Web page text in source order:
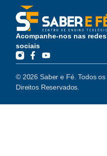
Acompanhe-nos nas redes
sociais
© 2026 Saber e Fé. Todos os
Direitos Reservados.